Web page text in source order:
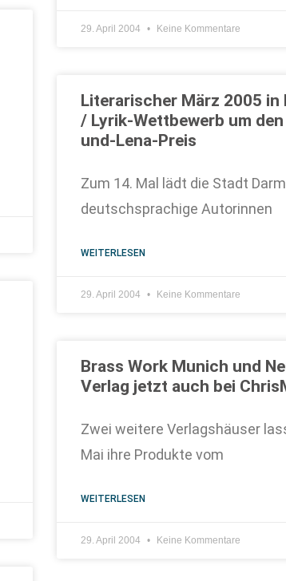
29. April 2004 Keine Kommentare
Literarischer März 2005 in
/ Lyrik-Wettbewerb um
und-Lena-Preis
Zum 14. Mal lädt die Stadt
deutschsprachige Autorinnen
WEITERLESEN
29. April 2004 Keine Kommentare
Brass Work Munich und
Verlag jetzt auch bei
Zwei weitere Verlagshäuser
Mai ihre Produkte vom
WEITERLESEN
29. April 2004 Keine Kommentare